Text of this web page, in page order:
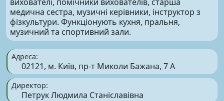
Адреса:
02121, м. Київ, пр-т Миколи Бажана, 7 А
Директор:
Петрук Людмила Станіславівна
медична сестра, музичні керівники, інструктор з
фізкультури. Функціонують кухня, пральня,
музичний та спортивний зали.